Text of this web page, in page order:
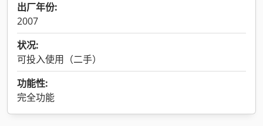
出厂年份:
2007
状况:
可投入使用（二手）
功能性:
完全功能